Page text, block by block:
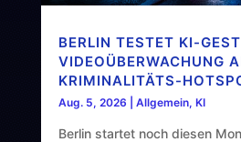
BERLIN TESTET KI-
VIDEOÜBERWACHUNG
KRIMINALITÄTS-
Aug. 5, 2026 Allgemein, KI
Berlin startet noch diesen